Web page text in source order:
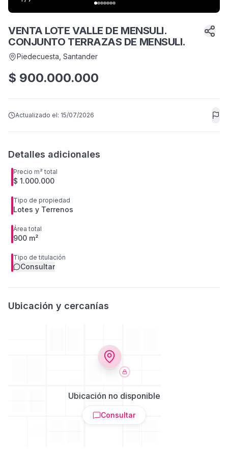
VENTA LOTE VALLE DE MENSULI.
CONJUNTO TERRAZAS DE MENSULI.
Piedecuesta , Santander
$ 900.000.000
Actualizado el: 15/07/2026
Detalles adicionales
Precio m² total
$ 1.000.000
Tipo de propiedad
Lotes y Terrenos
Área total
900 m²
Tipo de titulación
Consultar
Ubicación y cercanías
Ubicación no disponible
Consultar